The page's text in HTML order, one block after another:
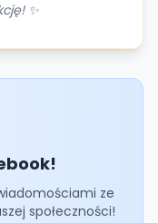
✨
ze
społeczności!